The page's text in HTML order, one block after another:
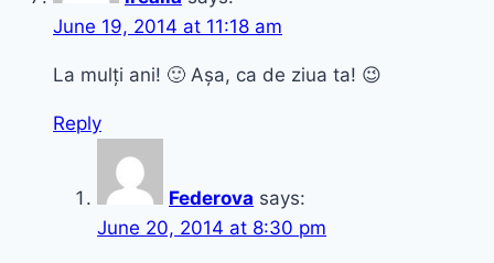
June 19, 2014 at 11:18 am
La mulți ani! 🙂 Așa, ca de ziua ta! 😉
Reply
Federova says:
June 20, 2014 at 8:30 pm